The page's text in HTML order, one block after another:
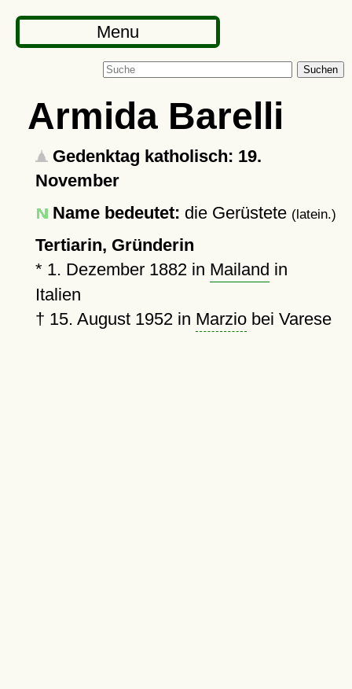
Menu
Suchen
Armida Barelli
Gedenktag katholisch: 19.
November
Name bedeutet: die Gerüstete (latein.)
Tertiarin, Gründerin
* 1. Dezember 1882in Mailand in
Italien
† 15. August 1952in Marziobei Varese